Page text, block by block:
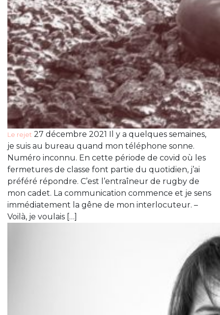
Le rejet 27 décembre 2021 Il y a quelques semaines,
je suis au bureau quand mon téléphone sonne.
Numéro inconnu. En cette période de covid où les
fermetures de classe font partie du quotidien, j’ai
préféré répondre. C’est l’entraîneur de rugby de
mon cadet. La communication commence et je sens
immédiatement la gêne de mon interlocuteur. –
Voilà, je voulais […]